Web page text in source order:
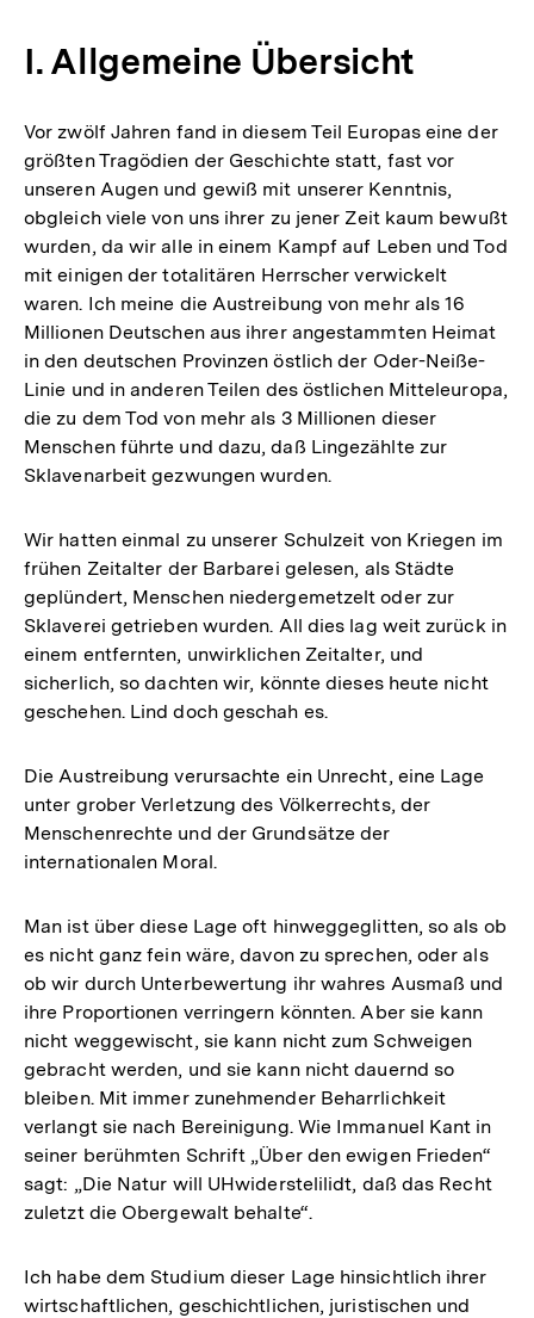
I. Allgemeine Übersicht
Vor zwölf Jahren fand in diesem Teil Europas eine der
größten Tragödien der Geschichte statt, fast vor
unseren Augen und gewiß mit unserer Kenntnis,
obgleich viele von uns ihrer zu jener Zeit kaum bewußt
wurden, da wir alle in einem Kampf auf Leben und Tod
mit einigen der totalitären Herrscher verwickelt
waren. Ich meine die Austreibung von mehr als 16
Millionen Deutschen aus ihrer angestammten Heimat
in den deutschen Provinzen östlich der Oder-Neiße-
Linie und in anderen Teilen des östlichen Mitteleuropa,
die zu dem Tod von mehr als 3 Millionen dieser
Menschen führte und dazu, daß Lingezählte zur
Sklavenarbeit gezwungen wurden.
Wir hatten einmal zu unserer Schulzeit von Kriegen im
frühen Zeitalter der Barbarei gelesen, als Städte
geplündert, Menschen niedergemetzelt oder zur
Sklaverei getrieben wurden. All dies lag weit zurück in
einem entfernten, unwirklichen Zeitalter, und
sicherlich, so dachten wir, könnte dieses heute nicht
geschehen. Lind doch geschah es.
Die Austreibung verursachte ein Unrecht, eine Lage
unter grober Verletzung des Völkerrechts, der
Menschenrechte und der Grundsätze der
internationalen Moral.
Man ist über diese Lage oft hinweggeglitten, so als ob
es nicht ganz fein wäre, davon zu sprechen, oder als
ob wir durch Unterbewertung ihr wahres Ausmaß und
ihre Proportionen verringern könnten. Aber sie kann
nicht weggewischt, sie kann nicht zum Schweigen
gebracht werden, und sie kann nicht dauernd so
bleiben. Mit immer zunehmender Beharrlichkeit
verlangt sie nach Bereinigung. Wie Immanuel Kant in
seiner berühmten Schrift „Über den ewigen Frieden“
sagt: „Die Natur will UHwiderstelilidt, daß das Recht
zuletzt die Obergewalt behalte“.
Ich habe dem Studium dieser Lage hinsichtlich ihrer
wirtschaftlichen, geschichtlichen, juristischen und